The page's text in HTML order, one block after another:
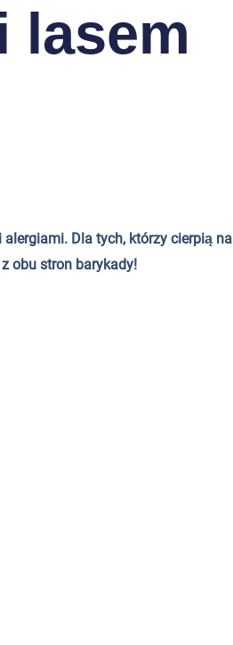
lasem
Dla tych, którzy cierpią na
obu stron barykady!